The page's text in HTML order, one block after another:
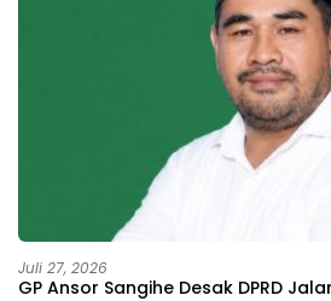
Juli 27, 2026
GP Ansor Sangihe Desak DPRD